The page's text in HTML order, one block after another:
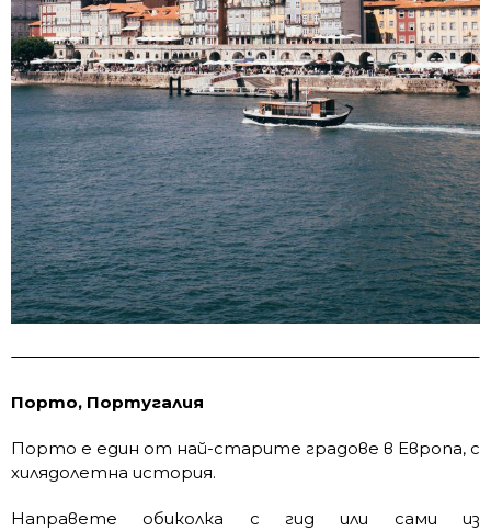
Порто, Португалия
Порто е един от най-старите градове в Европа, с
хилядолетна история.
Направете обиколка с гид или сами из